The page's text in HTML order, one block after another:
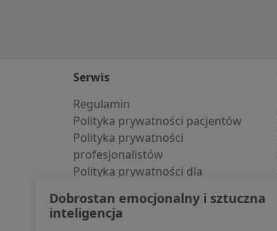
Serwis
Regulamin
Polityka prywatności pacjentów
Polityka prywatności
profesjonalistów
Polityka prywatności dla
pozyskaliśmy samodzielnie
Polityka cookies
Dobrostan emocjonalny i sztuczna
inteligencja